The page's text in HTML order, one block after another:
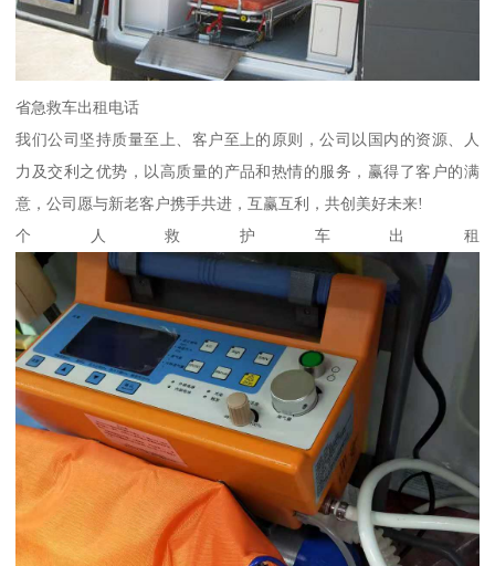
省急救车出租电话
我们公司坚持质量至上、客户至上的原则，公司以国内的资源、人
力及交利之优势，以高质量的产品和热情的服务，赢得了客户的满
意，公司愿与新老客户携手共进，互赢互利，共创美好未来!
个人救护车出租